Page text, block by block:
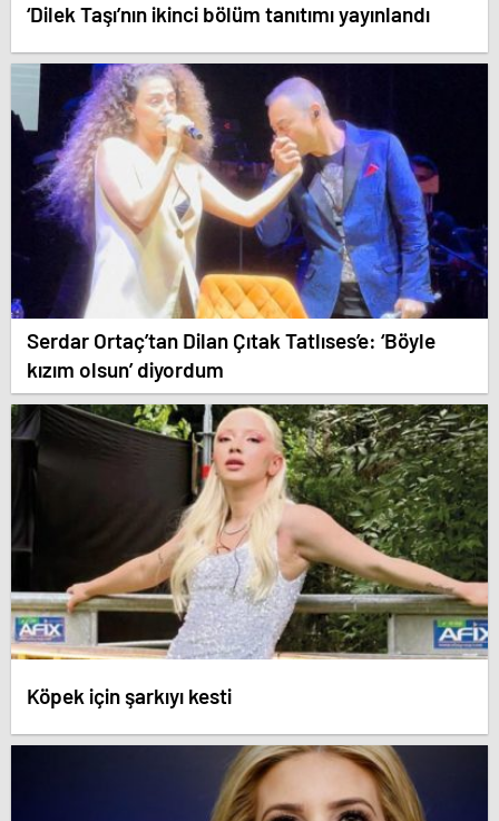
‘Dilek Taşı’nın ikinci bölüm tanıtımı yayınlandı
Serdar Ortaç’tan Dilan Çıtak Tatlıses’e: ‘Böyle
kızım olsun’ diyordum
Köpek için şarkıyı kesti